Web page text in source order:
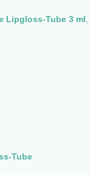
Lipgloss-Tube 3 ml
Tube